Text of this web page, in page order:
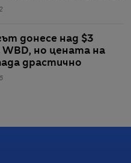
донесе над $3
WBD, но цената на
драстично